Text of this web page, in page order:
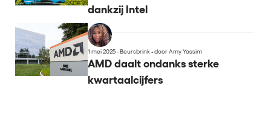
dankzij Intel
1 mei 2025 - Beursbrink•door Amy Yassim
AMD daalt ondanks sterke
kwartaalcijfers